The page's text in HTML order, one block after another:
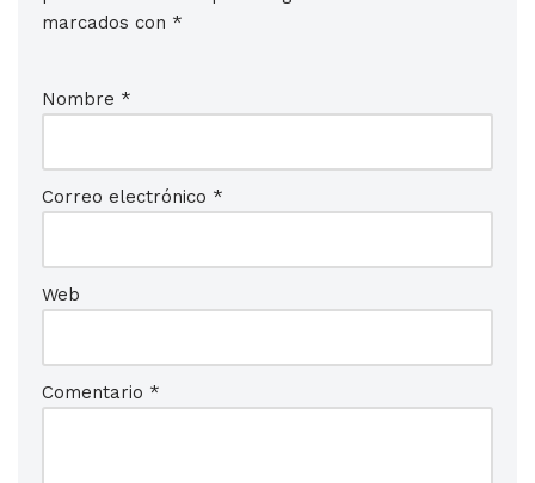
marcados con *
Nombre *
Correo electrónico *
Web
Comentario *